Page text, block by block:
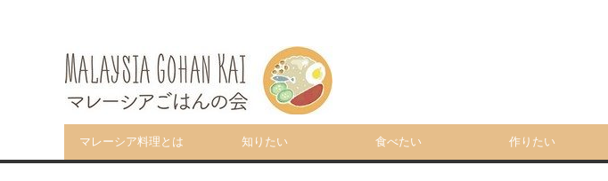
マレーシア料理とは 知りたい 食べたい 作りたい